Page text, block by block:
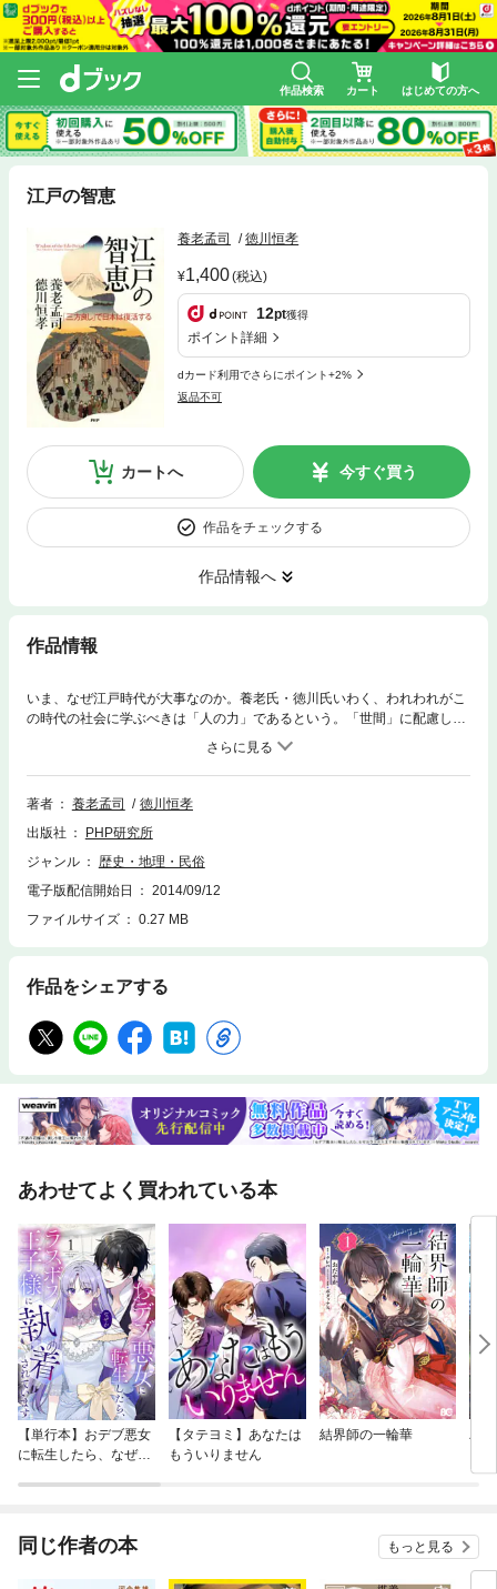
作品検索 カート はじめての方へ
江戸の智恵
養老孟司 徳川恒孝
1,400(税込)
12pt獲得
ポイント詳細
dカード利用でさらにポイント+2%
返品不可
カートへ 今すぐ買う
作品をチェックする
作品情報へ
作品情報
いま、なぜ江戸時代が大事なのか。養老氏・徳川氏いわく、われわれがこ
の時代の社会に学ぶべきは「人の力」であるという。「世間」に配慮して
欲を抑える個人の忍耐や、目上や同僚が仲間を叱咤する習慣の積み重ね
が、二百六十年ものあいだ平和と国力を築いた原動力だった。武士も町人
も美学をもち、己を律することを知っていた。だからお上の威光は「そこ
そこ」でよく、行政の実務は町人や農村の顔役に任せた。お触れ（法律）
り世間の目が社会秩序を守ることを知っていたからである。翻ってこの十
数年、日本では条例・法律や規制の類がやたらと増えている。だが、それ
に多いのではないか。風通しの良い社会を築くために、いまこそ江戸の智
恵が必要である。グローバル時代に生きるヒントと、日本人の美質を発見
著者 養老孟司
徳川恒孝
出版社
PHP研究所
ジャンル
歴史・地理・民俗
電子版配信開始日
2014/09/12
ファイルサイズ
0.27 MB
作品をシェアする
あわせてよく買われている本
【単行本】おデブ悪女
に転生したら、なぜか
【タテヨミ】あなたは
もういりません
結界師の一輪華
バ
今
同じ作者の本 もっと見る